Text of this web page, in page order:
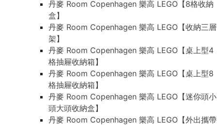
丹麥 Room Copenhagen 樂高 LEGO【8格收納
盒】
丹麥 Room Copenhagen 樂高 LEGO【收納三層
架】
丹麥 Room Copenhagen 樂高 LEGO【桌上型4
格抽屜收納箱】
丹麥 Room Copenhagen 樂高 LEGO【桌上型8
格抽屜收納箱】
丹麥 Room Copenhagen 樂高 LEGO【迷你頭小
頭大頭收納盒】
丹麥 Room Copenhagen 樂高 LEGO【外出攜帶